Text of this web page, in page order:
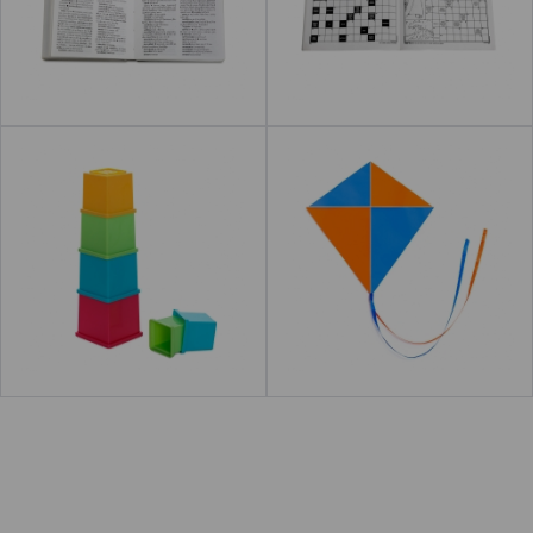
acerca de "Palabras
Leer más Leer más
acerca de "Coche de
Leer más acerca de
Leer más
Cubos apilables Cometa